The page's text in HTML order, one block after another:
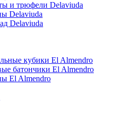
и трюфели Delaviuda
Delaviuda
Delaviuda
кубики El Almendro
батончики El Almendro
El Almendro